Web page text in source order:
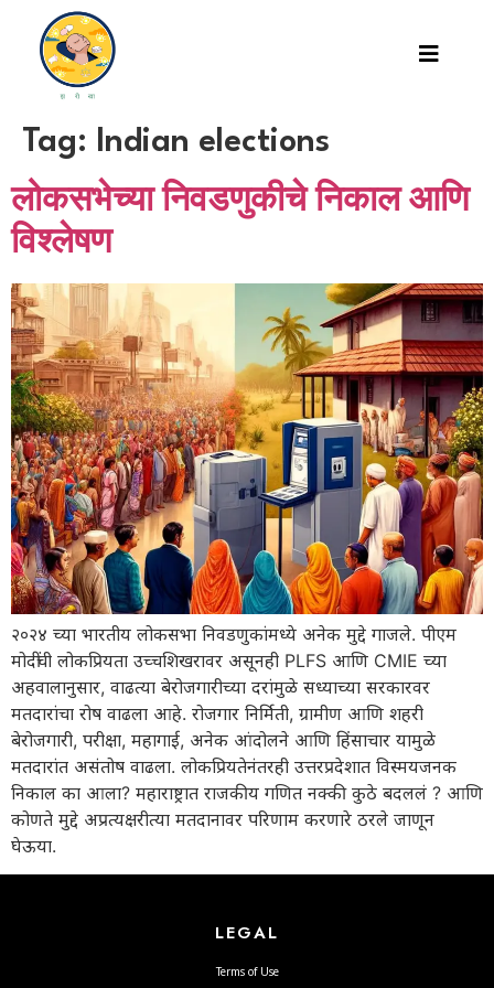
Tag: Indian elections
लोकसभेच्या निवडणुकीचे निकाल आणि
विश्लेषण
२०२४ च्या भारतीय लोकसभा निवडणुकांमध्ये अनेक मुद्दे गाजले. पीएम
मोदींची लोकप्रियता उच्चशिखरावर असूनही PLFS आणि CMIE च्या
अहवालानुसार, वाढत्या बेरोजगारीच्या दरांमुळे सध्याच्या सरकारवर
मतदारांचा रोष वाढला आहे. रोजगार निर्मिती, ग्रामीण आणि शहरी
बेरोजगारी, परीक्षा, महागाई, अनेक आंदोलने आणि हिंसाचार यामुळे
मतदारांत असंतोष वाढला. लोकप्रियतेनंतरही उत्तरप्रदेशात विस्मयजनक
निकाल का आला? महाराष्ट्रात राजकीय गणित नक्की कुठे बदललं ? आणि
कोणते मुद्दे अप्रत्यक्षरीत्या मतदानावर परिणाम करणारे ठरले जाणून
घेऊया.
LEGAL
Terms of Use